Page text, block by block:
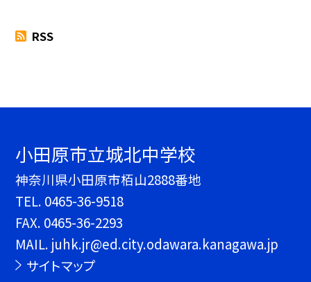
RSS
小田原市立城北中学校
神奈川県小田原市栢山2888番地
TEL. 0465-36-9518
FAX. 0465-36-2293
MAIL. juhk.jr@ed.city.odawara.kanagawa.jp
サイトマップ